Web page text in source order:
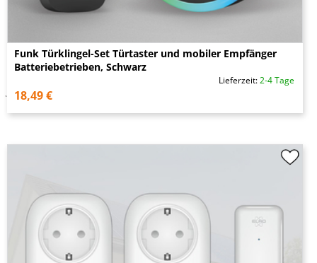
Funk Türklingel-Set Türtaster und mobiler Empfänger
Batteriebetrieben, Schwarz
Lieferzeit:2-4 Tage
18,49 €